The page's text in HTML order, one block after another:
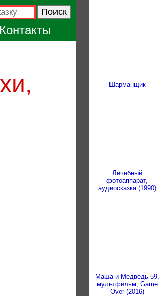
Шарманщик
Лечебный
фотоаппарат,
аудиосказка (1990)
Маша и Медведь 59,
мультфильм, Game
Over (2016)
Контакты